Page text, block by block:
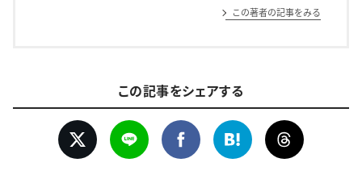
この著者の記事をみる
この記事をシェアする